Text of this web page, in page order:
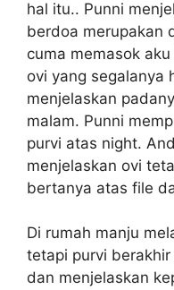
hal itu.. Punni
berdoa merupakan
cuma memasok
ovi yang segalanya
menjelaskan
malam. Punni
purvi atas night.
menjelaskan ovi
bertanya atas file
Di rumah manju
tetapi purvi
dan menjelaskan